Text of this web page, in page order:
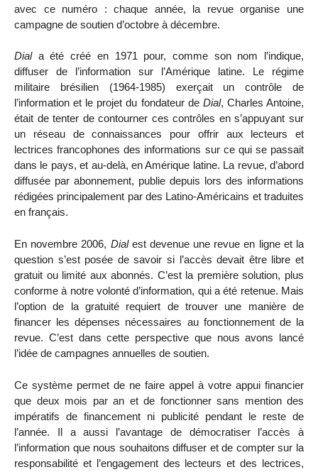
avec ce numéro : chaque année, la revue organise une
campagne de soutien d’octobre à décembre.
Diala été créé en 1971 pour, comme son nom l’indique,
diffuser de l’information sur l’Amérique latine. Le régime
militaire brésilien (1964-1985) exerçait un contrôle de
l’information et le projet du fondateur de Dial, Charles Antoine,
était de tenter de contourner ces contrôles en s’appuyant sur
un réseau de connaissances pour offrir aux lecteurs et
lectrices francophones des informations sur ce qui se passait
dans le pays, et au-delà, en Amérique latine. La revue, d’abord
diffusée par abonnement, publie depuis lors des informations
rédigées principalement par des Latino-Américains et traduites
en français.
En novembre 2006, Dialest devenue une revue en ligne et la
question s’est posée de savoir si l’accès devait être libre et
gratuit ou limité aux abonnés. C’est la première solution, plus
conforme à notre volonté d’information, qui a été retenue. Mais
l’option de la gratuité requiert de trouver une manière de
financer les dépenses nécessaires au fonctionnement de la
revue. C’est dans cette perspective que nous avons lancé
l’idée de campagnes annuelles de soutien.
Ce système permet de ne faire appel à votre appui financier
que deux mois par an et de fonctionner sans mention des
impératifs de financement ni publicité pendant le reste de
l’année. Il a aussi l’avantage de démocratiser l’accès à
l’information que nous souhaitons diffuser et de compter sur la
responsabilité et l’engagement des lecteurs et des lectrices,